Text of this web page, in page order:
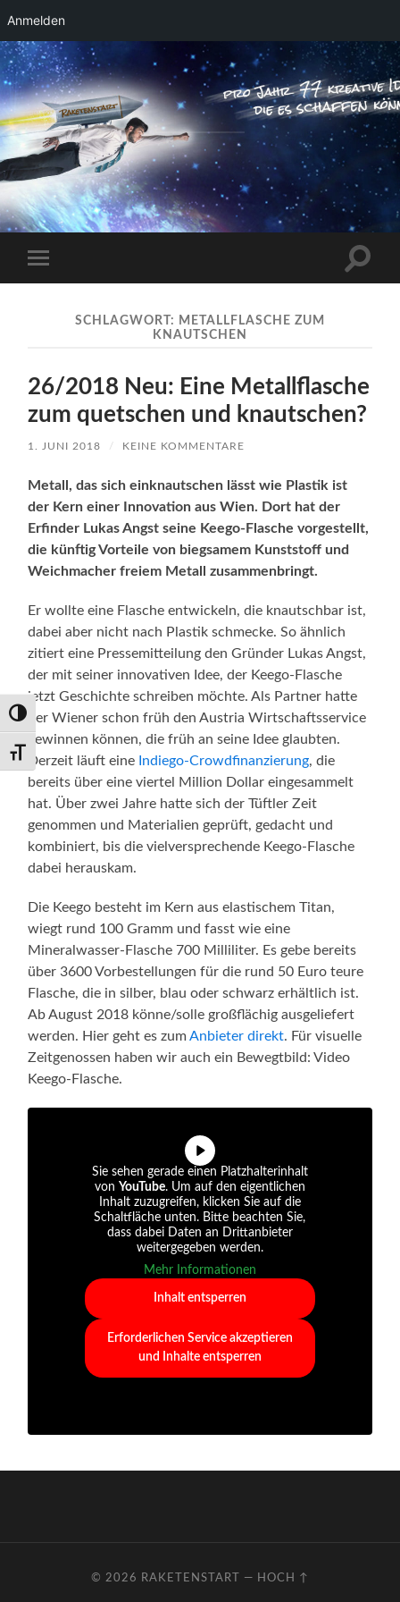
Umschalten auf hohe Kontraste
Schrift vergrößern
Anmelden
RAKETENSTART
Pro Jahr 77 kreative Ideen, die es schaffen
können ...
Menü
SCHLAGWORT: METALLFLASCHE ZUM
KNAUTSCHEN
26/2018 Neu: Eine Metallflasche
zum quetschen und knautschen?
1. JUNI 2018 / KEINE KOMMENTARE
Metall, das sich einknautschen lässt wie Plastik ist
der Kern einer Innovation aus Wien. Dort hat der
Erfinder Lukas Angst seine Keego-Flasche vorgestellt,
die künftig Vorteile von biegsamem Kunststoff und
Weichmacher freiem Metall zusammenbringt.
Er wollte eine Flasche entwickeln, die knautschbar ist,
dabei aber nicht nach Plastik schmecke. So ähnlich
zitiert eine Pressemitteilung den Gründer Lukas Angst,
der mit seiner innovativen Idee, der Keego-Flasche
jetzt Geschichte schreiben möchte. Als Partner hatte
der Wiener schon früh den Austria Wirtschaftsservice
gewinnen können, die früh an seine Idee glaubten.
Derzeit läuft eine Indiego-Crowdfinanzierung, die
bereits über eine viertel Million Dollar eingesammelt
hat. Über zwei Jahre hatte sich der Tüftler Zeit
genommen und Materialien geprüft, gedacht und
kombiniert, bis die vielversprechende Keego-Flasche
dabei herauskam.
Die Keego besteht im Kern aus elastischem Titan,
wiegt rund 100 Gramm und fasst wie eine
Mineralwasser-Flasche 700 Milliliter. Es gebe bereits
über 3600 Vorbestellungen für die rund 50 Euro teure
Flasche, die in silber, blau oder schwarz erhältlich ist.
Ab August 2018 könne/solle großflächig ausgeliefert
werden. Hier geht es zumAnbieter direkt. Für visuelle
Zeitgenossen haben wir auch ein Bewegtbild: Video
Keego-Flasche.
Sie sehen gerade einen Platzhalterinhalt
von YouTube. Um auf den eigentlichen
Inhalt zuzugreifen, klicken Sie auf die
Schaltfläche unten. Bitte beachten Sie,
dass dabei Daten an Drittanbieter
weitergegeben werden.
Mehr Informationen
Inhalt entsperren
Erforderlichen Service akzeptieren
und Inhalte entsperren
© 2026 RAKETENSTART — HOCH ↑